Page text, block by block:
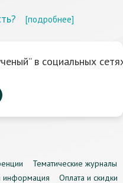
[подробнее]
в социальных
Тематические журналы
информация Оплата и скидки